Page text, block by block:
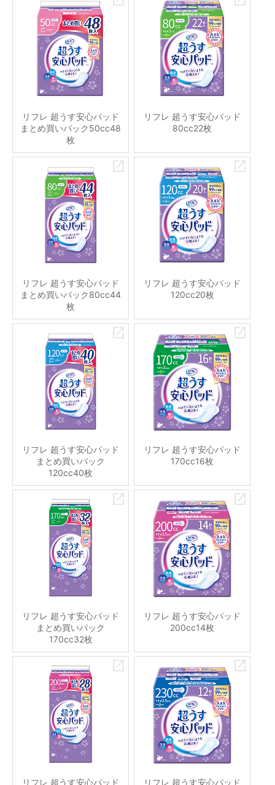
リフレ 超うす安心パッド
まとめ買いパック50cc48
枚
リフレ 超うす安心パッド
80cc22枚
リフレ 超うす安心パッド
まとめ買いパック80cc44
枚
リフレ 超うす安心パッド
120cc20枚
リフレ 超うす安心パッド
まとめ買いパック
120cc40枚
リフレ 超うす安心パッド
170cc16枚
リフレ 超うす安心パッド
まとめ買いパック
170cc32枚
リフレ 超うす安心パッド
200cc14枚
リフレ 超うす安心パッド
リフレ 超うす安心パッド